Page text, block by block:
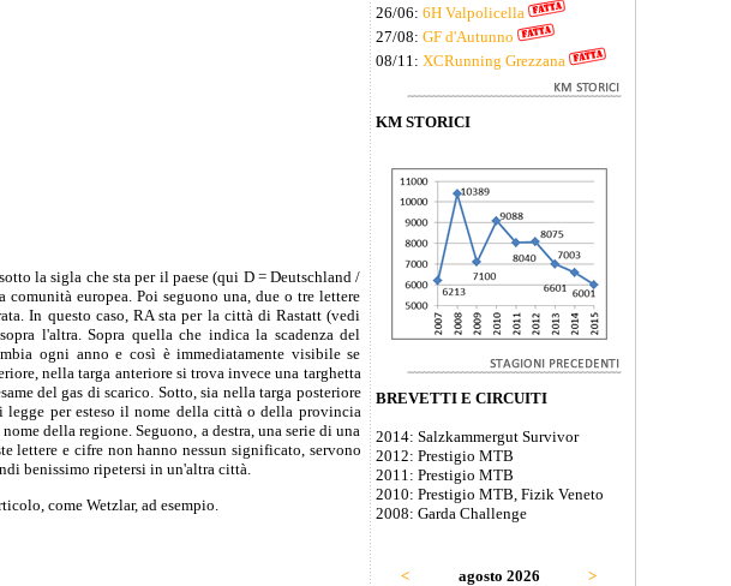
la sigla che sta per il paese (qui D = Deutschland /
europea. Poi seguono una, due o tre lettere
In questo caso, RA sta per la città di Rastatt (vedi
l'altra. Sopra quella che indica la scadenza del
ogni anno e così è immediatamente visibile se
nella targa anteriore si trova invece una targhetta
del gas di scarico. Sotto, sia nella targa posteriore
legge per esteso il nome della città o della provincia
della regione. Seguono, a destra, una serie di una
lettere e cifre non hanno nessun significato, servono
benissimo ripetersi in un'altra città.
come Wetzlar, ad esempio.
26/06: 6H Valpolicella
27/08: GF d'Autunno
08/11: XCRunning Grezzana
KM STORICI
BREVETTI E CIRCUITI
2014: Salzkammergut Survivor
2012: Prestigio MTB
2011: Prestigio MTB
2010: Prestigio MTB, Fizik Veneto
2008: Garda Challenge
< agosto 2026 >